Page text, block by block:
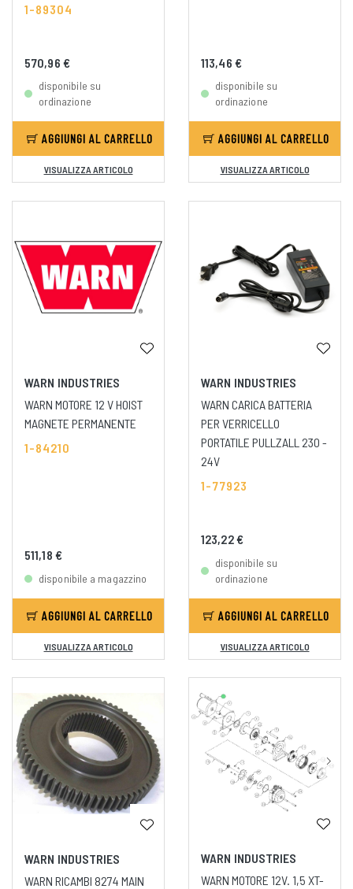
1-89304
570,96 €
disponibile su
ordinazione
AGGIUNGI AL CARRELLO
VISUALIZZA ARTICOLO
113,46 €
disponibile su
ordinazione
AGGIUNGI AL CARRELLO
VISUALIZZA ARTICOLO
WARN INDUSTRIES
WARN MOTORE 12 V HOIST
MAGNETE PERMANENTE
1-84210
511,18 €
disponibile a magazzino
AGGIUNGI AL CARRELLO
VISUALIZZA ARTICOLO
WARN INDUSTRIES
WARN CARICA BATTERIA
PER VERRICELLO
PORTATILE PULLZALL 230 -
24V
1-77923
123,22 €
disponibile su
ordinazione
AGGIUNGI AL CARRELLO
VISUALIZZA ARTICOLO
WARN INDUSTRIES
WARN RICAMBI 8274 MAIN
WARN INDUSTRIES
WARN MOTORE 12V. 1,5 XT-